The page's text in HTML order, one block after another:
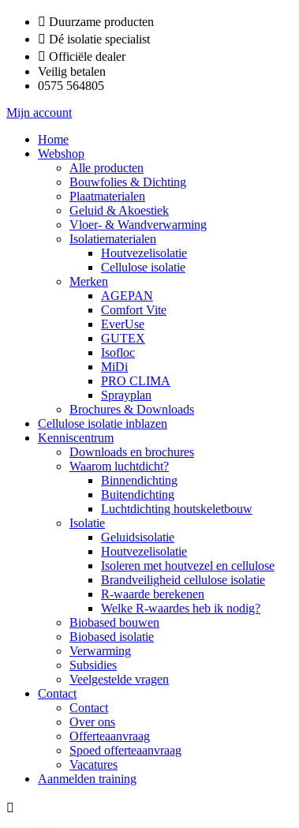
inhoud
Duurzame producten
Dé isolatie specialist
Officiële dealer
Veilig betalen
0575 564805
Mijn account
Home
Webshop
Alle producten
Bouwfolies & Dichting
Plaatmaterialen
Geluid & Akoestiek
Vloer- & Wandverwarming
Isolatiematerialen
Houtvezelisolatie
Cellulose isolatie
Merken
AGEPAN
Comfort Vite
EverUse
GUTEX
Isofloc
MiDi
PRO CLIMA
Sprayplan
Brochures & Downloads
Cellulose isolatie inblazen
Kenniscentrum
Downloads en brochures
Waarom luchtdicht?
Binnendichting
Buitendichting
Luchtdichting houtskeletbouw
Isolatie
Geluidsisolatie
Houtvezelisolatie
Isoleren met houtvezel en cellulose
Brandveiligheid cellulose isolatie
R-waarde berekenen
Welke R-waardes heb ik nodig?
Biobased bouwen
Biobased isolatie
Verwarming
Subsidies
Veelgestelde vragen
Contact
Contact
Over ons
Offerteaanvraag
Spoed offerteaanvraag
Vacatures
Aanmelden training